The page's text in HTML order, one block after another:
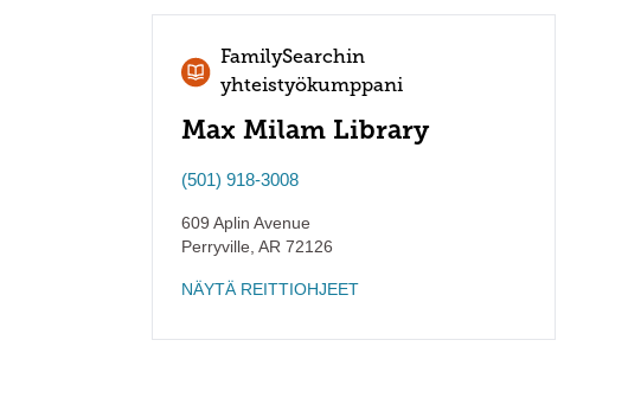
FamilySearchin
yhteistyökumppani
Max Milam Library
(501) 918-3008
609 Aplin Avenue
Perryville AR 72126
NÄYTÄ REITTIOHJEET